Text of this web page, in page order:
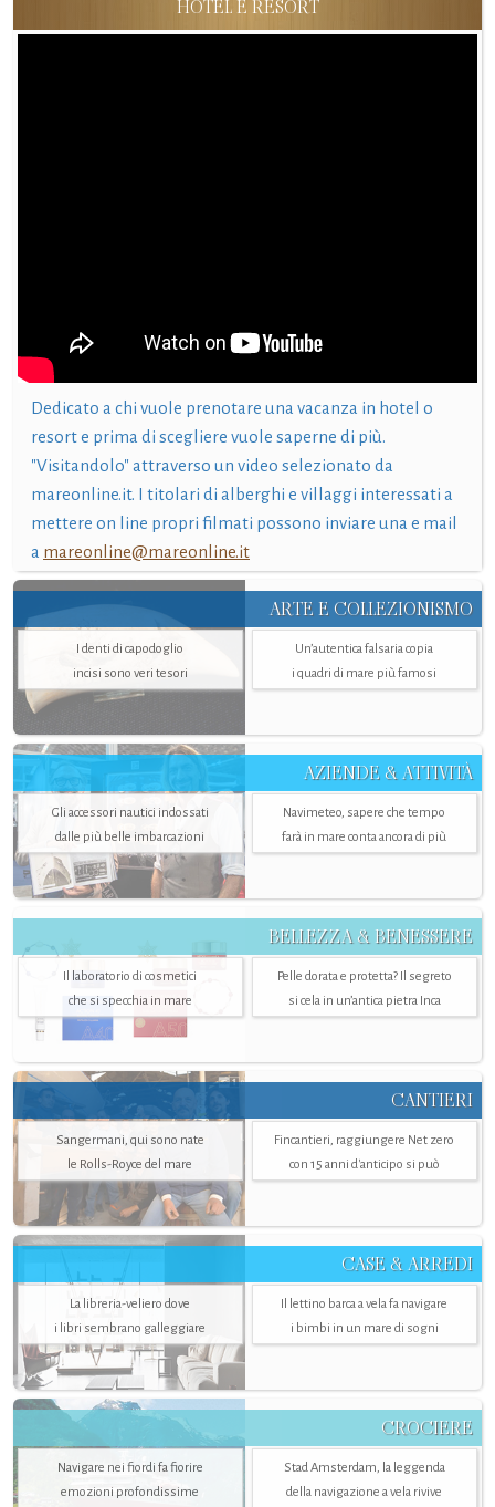
HOTEL E RESORT
Dedicato a chi vuole prenotare una vacanza in hotel o
resort e prima di scegliere vuole saperne di più.
"Visitandolo" attraverso un video selezionato da
mareonline.it. I titolari di alberghi e villaggi interessati a
mettere on line propri filmati possono inviare una e mail
a mareonline@mareonline.it
ARTE E COLLEZIONISMO
I denti di capodoglio
incisi sono veri tesori
Un’autentica falsaria copia
i quadri di mare più famosi
AZIENDE & ATTIVITÀ
Gli accessori nautici indossati
dalle più belle imbarcazioni
Navimeteo, sapere che tempo
farà in mare conta ancora di più
BELLEZZA & BENESSERE
Il laboratorio di cosmetici
che si specchia in mare
Pelle dorata e protetta? Il segreto
si cela in un’antica pietra Inca
CANTIERI
Sangermani, qui sono nate
le Rolls-Royce del mare
Fincantieri, raggiungere Net zero
con 15 anni d'anticipo si può
CASE & ARREDI
La libreria-veliero dove
i libri sembrano galleggiare
Il lettino barca a vela fa navigare
i bimbi in un mare di sogni
CROCIERE
Navigare nei fiordi fa fiorire
emozioni profondissime
Stad Amsterdam, la leggenda
della navigazione a vela rivive